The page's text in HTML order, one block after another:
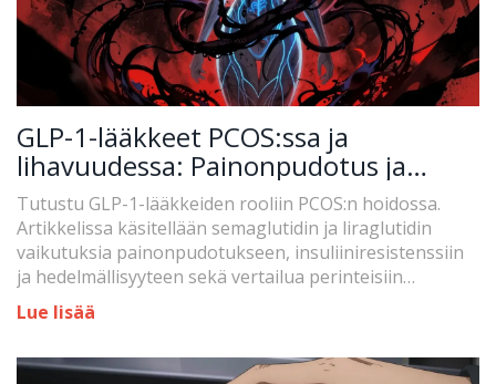
GLP-1-lääkkeet PCOS:ssa ja
lihavuudessa: Painonpudotus ja
metaboliset hyödyt
Tutustu GLP-1-lääkkeiden rooliin PCOS:n hoidossa.
Artikkelissa käsitellään semaglutidin ja liraglutidin
vaikutuksia painonpudotukseen, insuliiniresistenssiin
ja hedelmällisyyteen sekä vertailua perinteisiin
hoitomuotoihin.
Lue lisää